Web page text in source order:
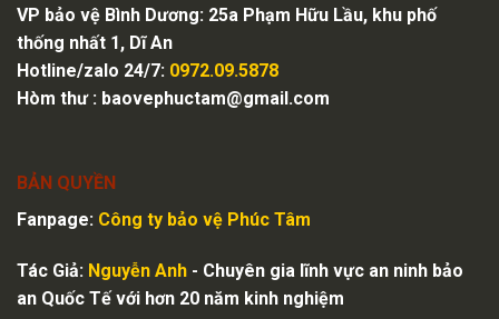
VP bảo vệ Bình Dương: 25a Phạm Hữu Lầu, khu phố
thống nhất 1, Dĩ An
Hotline/zalo 24/7: 0972.09.5878
Hòm thư : baovephuctam@gmail.com
BẢN QUYỀN
Fanpage: Công ty bảo vệ Phúc Tâm
Tác Giả: Nguyễn Anh - Chuyên gia lĩnh vực an ninh bảo
an Quốc Tế với hơn 20 năm kinh nghiệm